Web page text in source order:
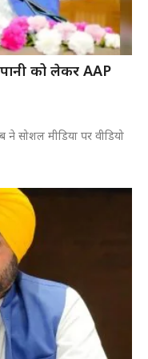
को लेकर AAP
सोशल मीडिया पर वीडियो